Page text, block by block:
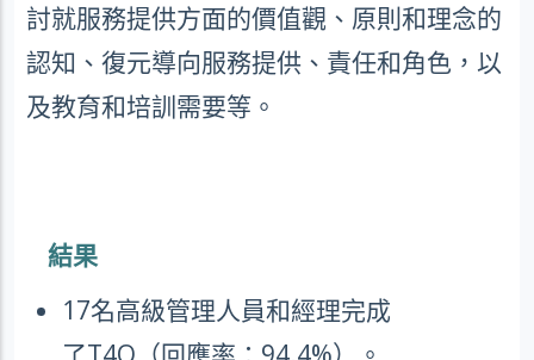
討就服務提供方面的價值觀、原則和理念的
認知、復元導向服務提供、責任和角色，以
及教育和培訓需要等。
結果
17名高級管理人員和經理完成